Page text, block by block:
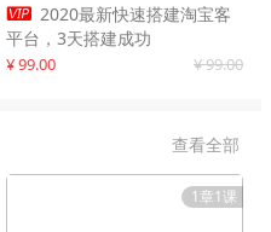
 2020最新快速搭建淘宝客
平台，3天搭建成功
¥ 99.00 ¥ 99.00
查看全部
1章1课